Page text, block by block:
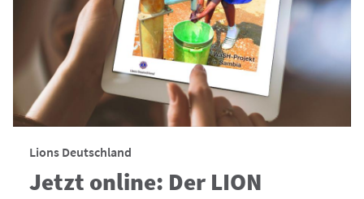
Lions Deutschland
Jetzt online: Der LION